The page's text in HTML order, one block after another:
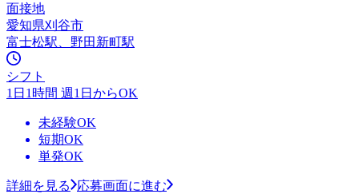
面接地
愛知県刈谷市
富士松駅、野田新町駅
シフト
1日1時間 週1日からOK
未経験OK
短期OK
単発OK
詳細を見る
応募画面に進む